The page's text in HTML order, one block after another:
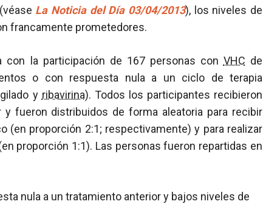
La Noticia del Día 03/04/2013), los niveles de
francamente prometedores.
con la participación de 167 personas con VHC de
o con respuesta nula a un ciclo de terapia
y ribavirina). Todos los participantes recibieron
fueron distribuidos de forma aleatoria para recibir
(en proporción 2:1; respectivamente) y para realizar
proporción 1:1). Las personas fueron repartidas en
nula a un tratamiento anterior y bajos niveles de